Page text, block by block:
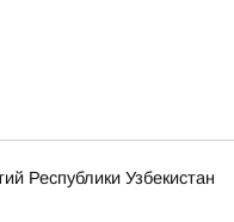
Республики Узбекистан